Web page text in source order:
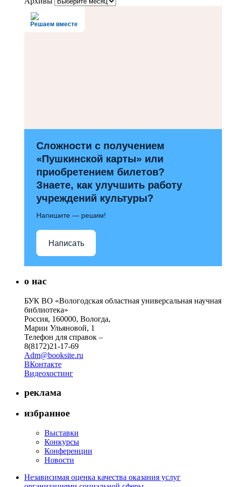
Решаем вместе
Сложности с получением
«Пушкинской карты» или
приобретением билетов?
Знаете, как улучшить работу
учреждений культуры?
Напишите — решим!
Написать
о нас
БУК ВО «Вологодская областная универсальная научная
библиотека»
Россия, 160000, Вологда,
Марии Ульяновой, 1
Телефон для справок –
8(8172)21-17-69
Adm@booksite.ru
ВКонтакте
Видеохостинг
реклама
избранное
Выставки
Конкурсы
Конференции
Новости
Независимая оценка качества оказания услуг